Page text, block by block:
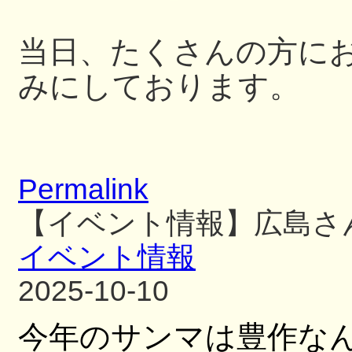
当日、たくさんの方に
みにしております。
Permalink
【イベント情報】広島
イベント情報
2025-10-10
今年のサンマは豊作な